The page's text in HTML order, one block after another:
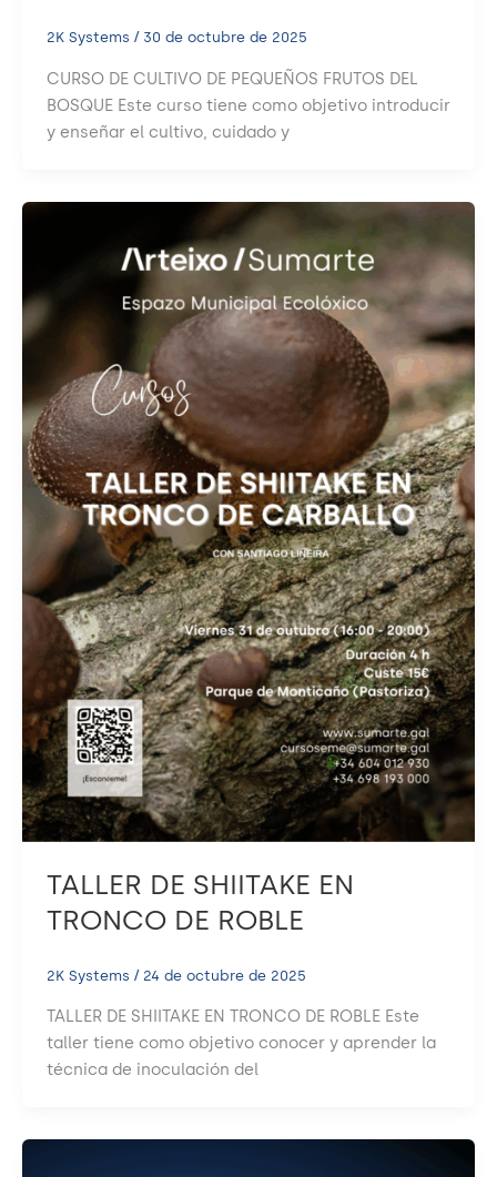
2K Systems / 30 de octubre de 2025
CURSO DE CULTIVO DE PEQUEÑOS FRUTOS DEL
BOSQUE Este curso tiene como objetivo introducir
y enseñar el cultivo, cuidado y
TALLER DE SHIITAKE EN
TRONCO DE ROBLE
2K Systems / 24 de octubre de 2025
TALLER DE SHIITAKE EN TRONCO DE ROBLE Este
taller tiene como objetivo conocer y aprender la
técnica de inoculación del